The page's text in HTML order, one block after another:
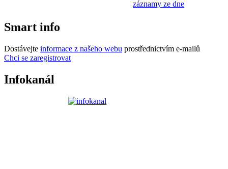
záznamy ze dne
Smart info
Dostávejte informace z našeho webu prostřednictvím e-mailů
Chci se zaregistrovat
Infokanál